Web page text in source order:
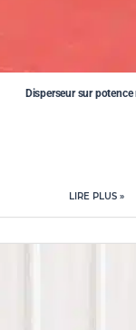
Disperseur sur potence
LIRE PLUS »